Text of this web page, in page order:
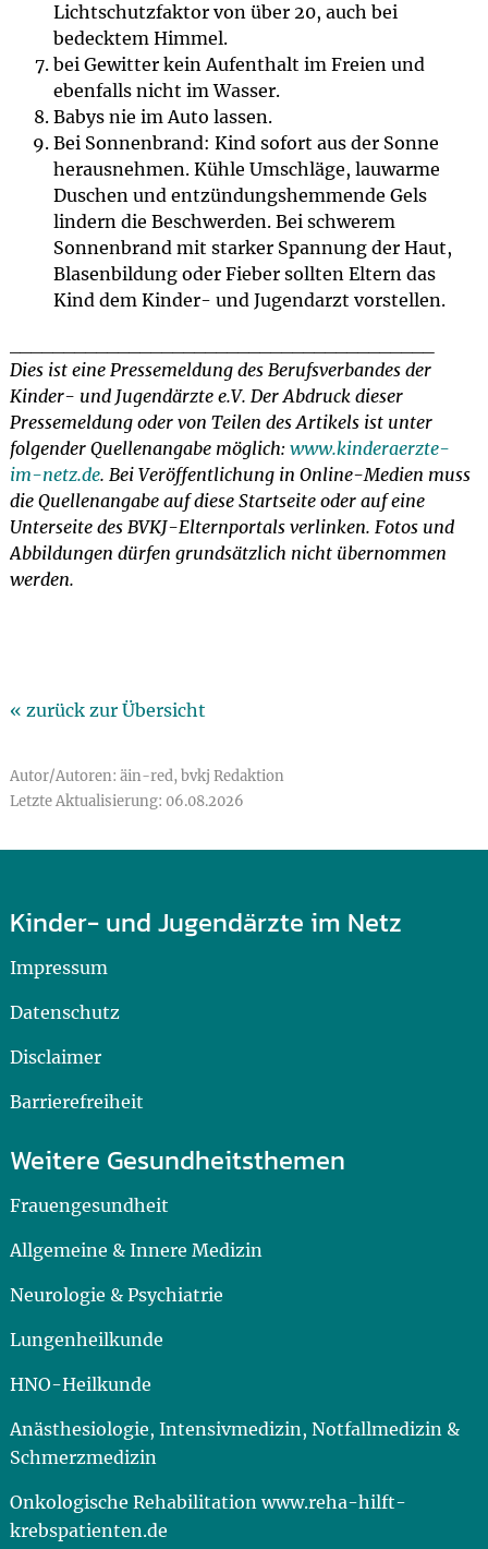
Lichtschutzfaktor von über 20, auch bei
bedecktem Himmel.
bei Gewitter kein Aufenthalt im Freien und
ebenfalls nicht im Wasser.
Babys nie im Auto lassen.
Bei Sonnenbrand: Kind sofort aus der Sonne
herausnehmen. Kühle Umschläge, lauwarme
Duschen und entzündungshemmende Gels
lindern die Beschwerden. Bei schwerem
Sonnenbrand mit starker Spannung der Haut,
Blasenbildung oder Fieber sollten Eltern das
Kind dem Kinder- und Jugendarzt vorstellen.
Dies ist eine Pressemeldung des Berufsverbandes der
Kinder- und Jugendärzte e.V. Der Abdruck dieser
Pressemeldung oder von Teilen des Artikels ist unter
folgender Quellenangabe möglich: www.kinderaerzte-
im-netz.de. Bei Veröffentlichung in Online-Medien muss
die Quellenangabe auf diese Startseite oder auf eine
Unterseite des BVKJ-Elternportals verlinken. Fotos und
Abbildungen dürfen grundsätzlich nicht übernommen
werden.
« zurück zur Übersicht
Autor/Autoren: äin-red, bvkj Redaktion
Letzte Aktualisierung: 06.08.2026
Kinder- und Jugendärzte im Netz
Impressum
Datenschutz
Disclaimer
Barrierefreiheit
Weitere Gesundheitsthemen
Frauengesundheit
Allgemeine & Innere Medizin
Neurologie & Psychiatrie
Lungenheilkunde
HNO-Heilkunde
Anästhesiologie, Intensivmedizin, Notfallmedizin &
Schmerzmedizin
Onkologische Rehabilitation www.reha-hilft-
krebspatienten.de